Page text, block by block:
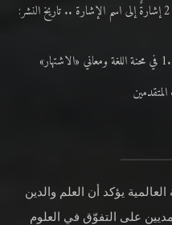
رأي في لغة المسيح الموعود عليه السلام.. 2 إشارةٌ إلى اسم الإشارة .. تاريخ النشر:
يؤكد أن العلم والدين
على التفوّق في العلوم